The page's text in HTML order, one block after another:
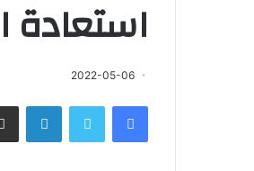
استعادة
2022-05-06
فيسبوك تويتر